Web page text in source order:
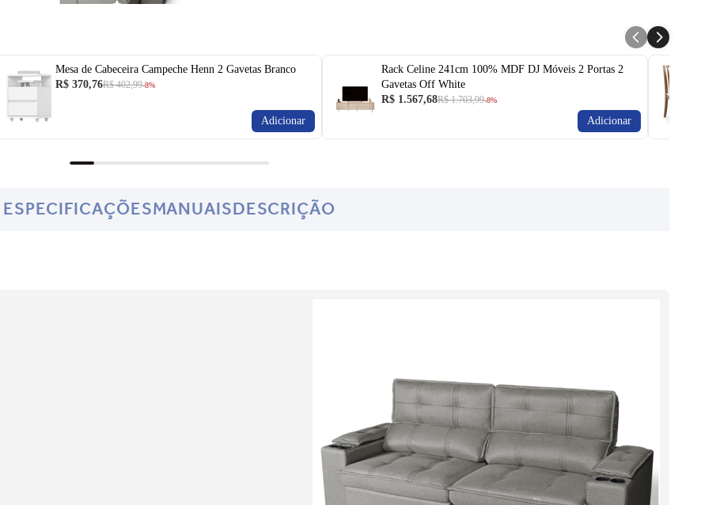
Mesa de Cabeceira Campeche Henn 2 Gavetas Branco
R$ 370,76R$ 402,99-8%
Adicionar
Rack Celine 241cm 100% MDF DJ Móveis 2 Portas 2
Gavetas Off White
R$ 1.567,68R$ 1.703,99-8%
Adicionar
ESPECIFICAÇÕESMANUAISDESCRIÇÃO